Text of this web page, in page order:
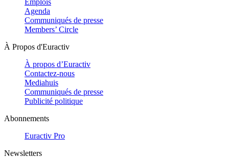
Emplois
Agenda
Communiqués de presse
Members’ Circle
À Propos d'Euractiv
À propos d’Euractiv
Contactez-nous
Mediahuis
Communiqués de presse
Publicité politique
Abonnements
Euractiv Pro
Newsletters